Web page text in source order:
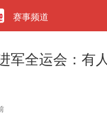
赛事频道
军全运会：有